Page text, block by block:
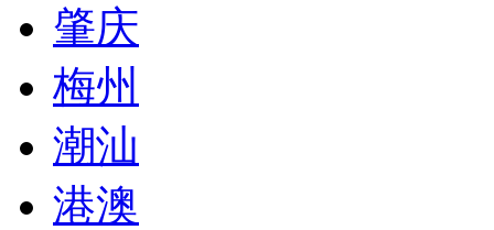
肇庆
梅州
潮汕
港澳